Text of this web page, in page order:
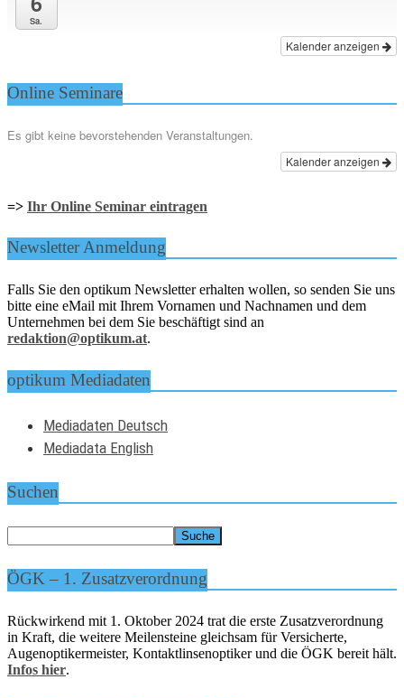
Sa.
Kalender anzeigen
Online Seminare
Es gibt keine bevorstehenden Veranstaltungen.
Kalender anzeigen
=> Ihr Online Seminar eintragen
Newsletter Anmeldung
Falls Sie den optikum Newsletter erhalten wollen, so senden Sie uns
bitte eine eMail mit Ihrem Vornamen und Nachnamen und dem
Unternehmen bei dem Sie beschäftigt sind an
redaktion@optikum.at.
optikum Mediadaten
Mediadaten Deutsch
Mediadata English
Suchen
ÖGK – 1. Zusatzverordnung
Rückwirkend mit 1. Oktober 2024 trat die erste Zusatzverordnung
in Kraft, die weitere Meilensteine gleichsam für Versicherte,
Augenoptikermeister, Kontaktlinsenoptiker und die ÖGK bereit hält.
Infos hier.